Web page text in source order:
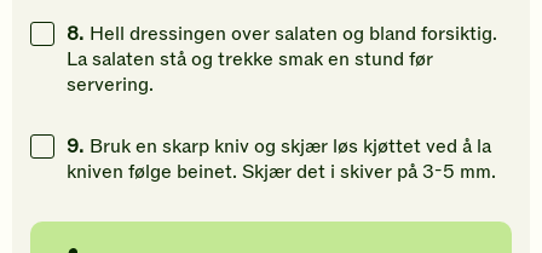
8. Hell dressingen over salaten og bland forsiktig.
La salaten stå og trekke smak en stund før
servering.
9. Bruk en skarp kniv og skjær løs kjøttet ved å la
kniven følge beinet. Skjær det i skiver på 3-5 mm.